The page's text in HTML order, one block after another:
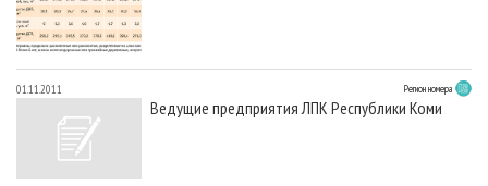
01.11.2011 Регион номера
Ведущие предприятия ЛПК Республики Коми